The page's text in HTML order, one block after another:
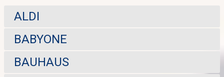
ALDI
BABYONE
BAUHAUS